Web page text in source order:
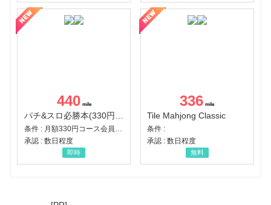
440
承認 : 数日程度
即時
336
Tile Mahjong Classic
条件 :
承認 : 数日程度
無料